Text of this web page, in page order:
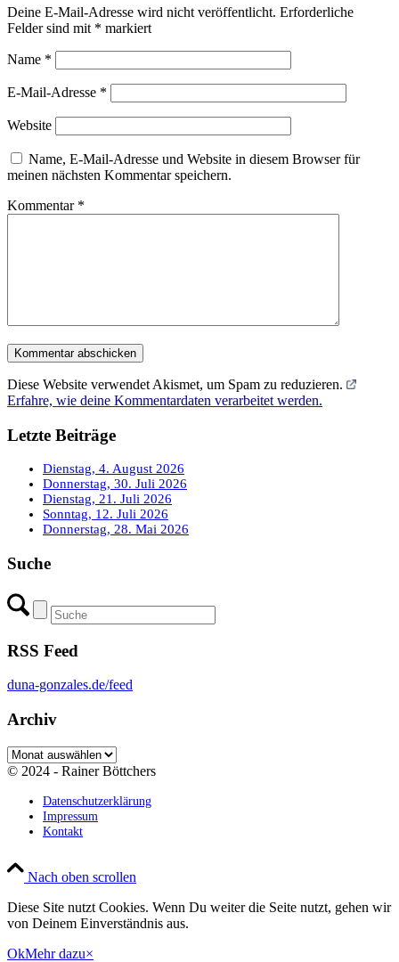
Deine E-Mail-Adresse wird nicht veröffentlicht. Erforderliche
Felder sind mit * markiert
Name *
E-Mail-Adresse *
Website
Name, E-Mail-Adresse und Website in diesem Browser für
meinen nächsten Kommentar speichern.
Kommentar *
Diese Website verwendet Akismet, um Spam zu reduzieren.
Erfahre, wie deine Kommentardaten verarbeitet werden.
Letzte Beiträge
Dienstag, 4. August 2026
Donnerstag, 30. Juli 2026
Dienstag, 21. Juli 2026
Sonntag, 12. Juli 2026
Donnerstag, 28. Mai 2026
Suche
RSS Feed
duna-gonzales.de/feed
Archiv
Archiv
© 2024 - Rainer Böttchers
Datenschutzerklärung
Impressum
Kontakt
Nach oben scrollen
Diese Site nutzt Cookies. Wenn Du weiter die Seite nutzt, gehen wir
von Deinem Einverständnis aus.
OkMehr dazu×